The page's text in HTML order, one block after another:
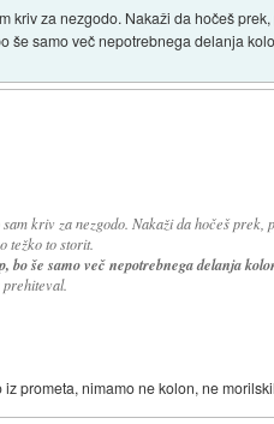
kriv za nezgodo. Nakaži da hočeš
še samo več nepotrebnega delanja
kriv za nezgodo. Nakaži da hočeš prek,
težko to storit.
bo še samo več nepotrebnega delanja
prometa, nimamo ne kolon, ne